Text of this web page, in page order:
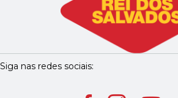
Siga nas redes sociais: